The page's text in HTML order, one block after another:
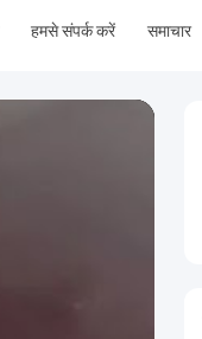
हमसे संपर्क करें समाचार